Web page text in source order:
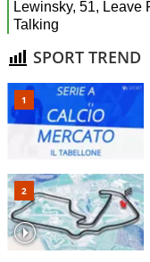
SPORT TREND